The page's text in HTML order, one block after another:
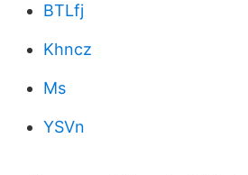
BTLfj
Khncz
Ms
YSVn